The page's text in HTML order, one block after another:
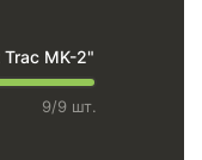
Trac MK-2"
9/9 шт.